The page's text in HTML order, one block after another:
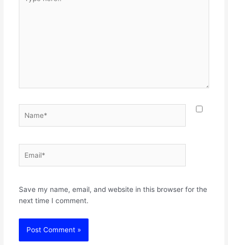
here..
Save my name, email, and website in this browser for the
next time I comment.